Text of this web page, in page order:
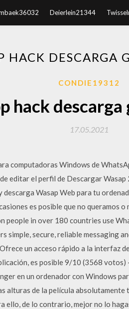
Deierlein21344
HACK DESCARGA
CONDIE19312
hack
17.05.2021
computadoras Windows de
editar el perfil de Descargar
Wasap Web para tu
es posible que no queramos
people in over 180 countries use
simple, secure, reliable messaging
un acceso rápido a la interfaz
es posible 9/10 (3568
en un ordenador con Windows
alturas de la película absolutamente
ello, de lo contrario, mejor no lo